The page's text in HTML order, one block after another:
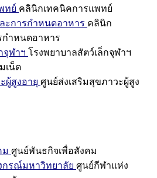
ทย์ คลินิกเทคนิคการแพทย์
ะการกำหนดอาหาร คลินิก
ำหนดอาหาร
จุฬาฯ โรงพยาบาลสัตว์เล็กจุฬาฯ
เน็ต
ผู้สูงอายุ ศูนย์ส่งเสริมสุขภาวะผู้สูง
ม ศูนย์พันธกิจเพื่อสังคม
กรณ์มหาวิทยาลัย ศูนย์กีฬาแห่ง